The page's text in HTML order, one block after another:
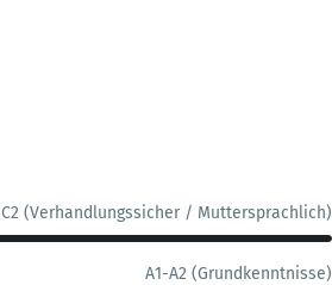
C2 (Verhandlungssicher / Muttersprachlich)
A1-A2 (Grundkenntnisse)